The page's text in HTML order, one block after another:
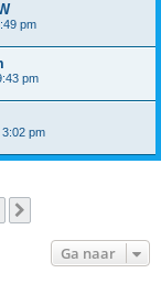
pm
pm
pm
Ga naar